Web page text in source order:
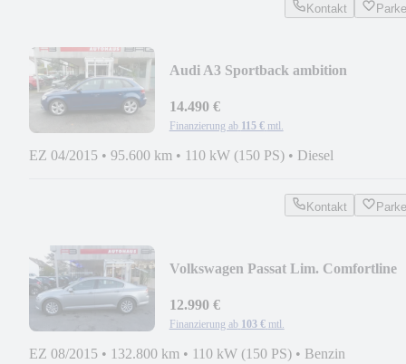
Kontakt
Audi A3 Sportback ambition
14.490 €
Finanzierung ab 115 € mtl.
EZ 04/2015 • 95.600 km • 110 kW (150 PS) • Diesel
Kontakt
Volkswagen Passat Lim. Comfortline
12.990 €
Finanzierung ab 103 € mtl.
EZ 08/2015 • 132.800 km • 110 kW (150 PS) • Benzin